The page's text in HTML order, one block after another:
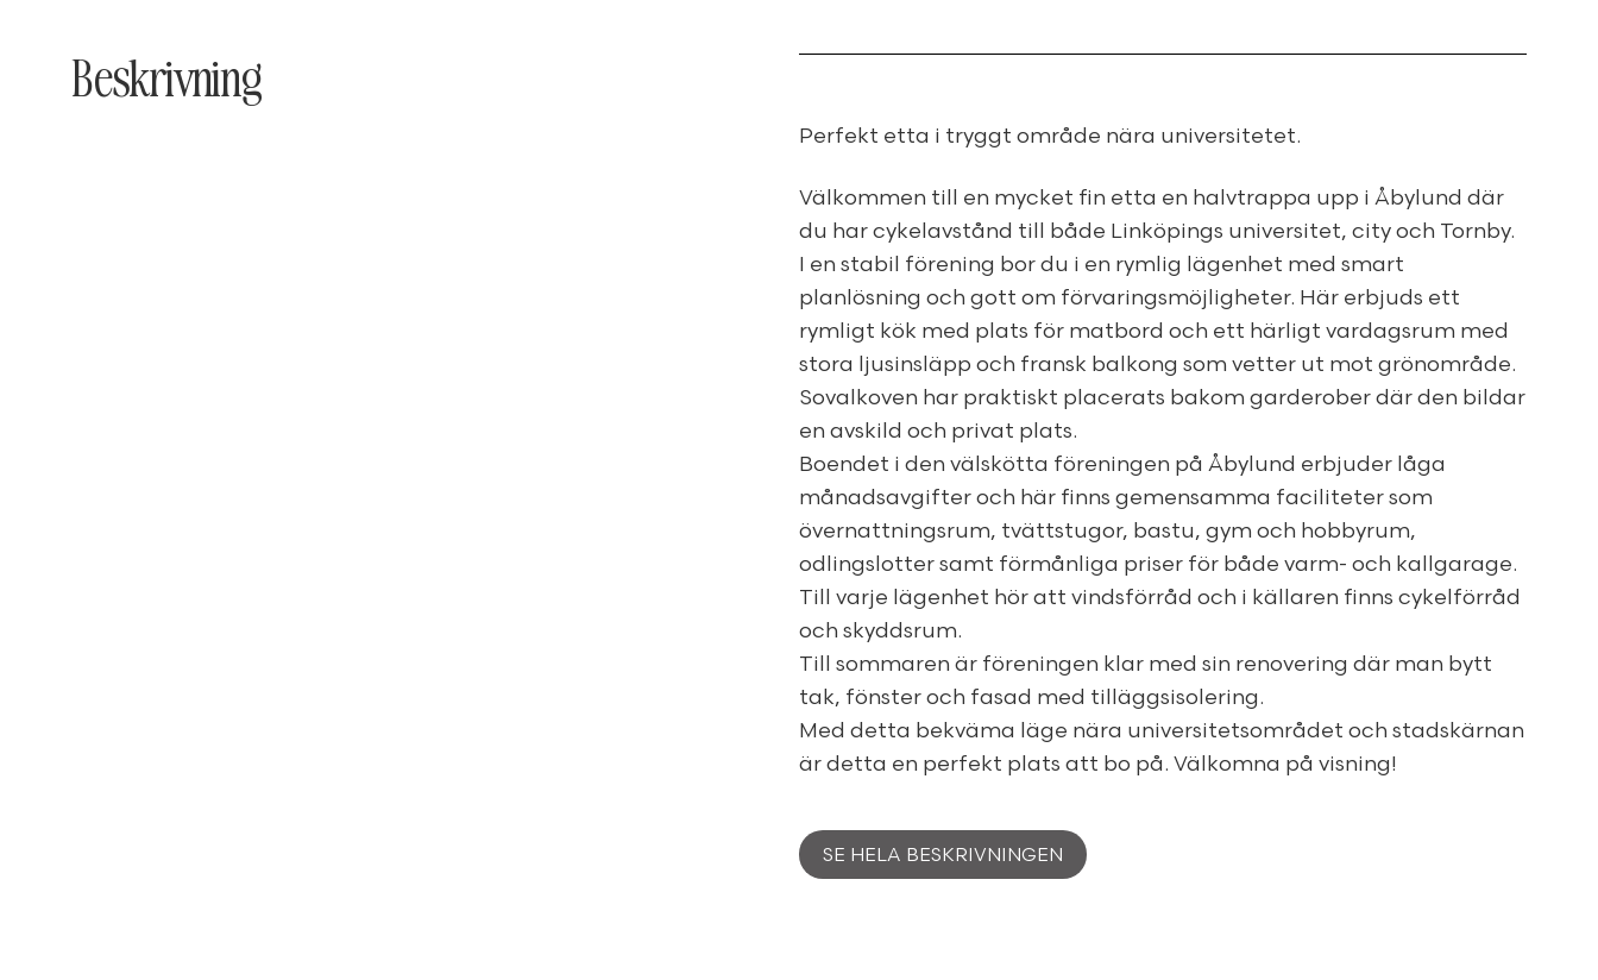
Beskrivning
Perfekt etta i tryggt område nära universitetet.
Välkommen till en mycket fin etta en halvtrappa upp i Åbylund där
du har cykelavstånd till både Linköpings universitet, city och Tornby.
I en stabil förening bor du i en rymlig lägenhet med smart
planlösning och gott om förvaringsmöjligheter. Här erbjuds ett
rymligt kök med plats för matbord och ett härligt vardagsrum med
stora ljusinsläpp och fransk balkong som vetter ut mot grönområde.
Sovalkoven har praktiskt placerats bakom garderober där den bildar
en avskild och privat plats.
Boendet i den välskötta föreningen på Åbylund erbjuder låga
månadsavgifter och här finns gemensamma faciliteter som
övernattningsrum, tvättstugor, bastu, gym och hobbyrum,
odlingslotter samt förmånliga priser för både varm- och kallgarage.
Till varje lägenhet hör att vindsförråd och i källaren finns cykelförråd
och skyddsrum.
Till sommaren är föreningen klar med sin renovering där man bytt
tak, fönster och fasad med tilläggsisolering.
Med detta bekväma läge nära universitetsområdet och stadskärnan
är detta en perfekt plats att bo på. Välkomna på visning!
SE HELA BESKRIVNINGEN